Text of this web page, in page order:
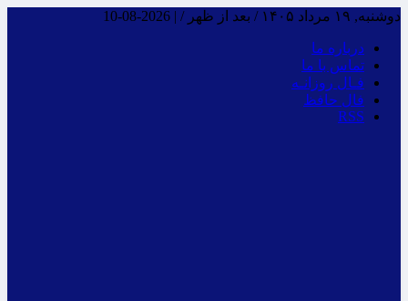
دوشنبه, ۱۹ مرداد ۱۴۰۵ / بعد از ظهر / |
2026-08-10
درباره ما
تماس با ما
فـال روزانـه
فال حافظ
RSS